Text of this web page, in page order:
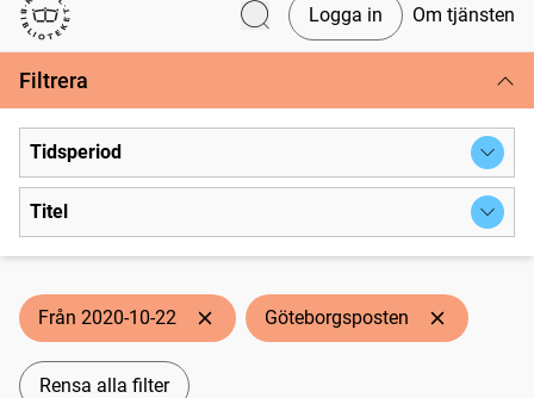
Svenska tidningar
Logga in Om tjänsten
Filtrera
Tidsperiod
Titel
Från 2020-10-22 Göteborgsposten
Rensa alla filter